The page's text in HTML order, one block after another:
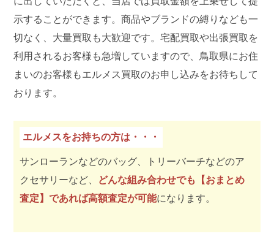
示することができます。商品やブランドの縛りなども一
切なく、大量買取も大歓迎です。宅配買取や出張買取を
利用されるお客様も急増していますので、鳥取県にお住
まいのお客様もエルメス買取のお申し込みをお待ちして
おります。
エルメスをお持ちの方は・・・
サンローランなどのバッグ、トリーバーチなどのア
クセサリーなど、 どんな組み合わせでも【おまとめ
査定】であれば高額査定が可能になります。